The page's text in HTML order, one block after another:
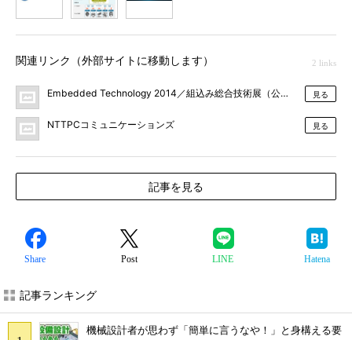
関連リンク（外部サイトに移動します） 2 links
Embedded Technology 2014／組込み総合技術展（公式サイト）
見る
NTTPCコミュニケーションズ 見る
記事を見る
Share Post LINE Hatena
記事ランキング
機械設計者が思わず「簡単に言うなや！」と身構える要